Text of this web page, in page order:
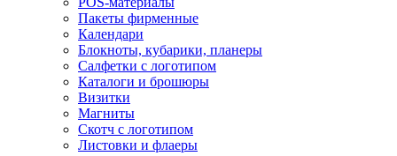
Пакеты фирменные
Календари
Блокноты, кубарики, планеры
Салфетки с логотипом
Каталоги и брошюры
Визитки
Магниты
Скотч с логотипом
Листовки и флаеры